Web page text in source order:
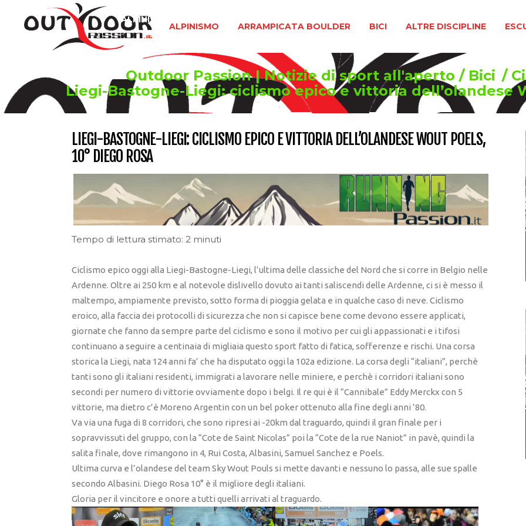
ALPINISMO ARRAMPICATA BOULDER BICI ALTRE DISCIPLINE
ALPINISMO
Outdoor Passion | Notizie di sport all'aperto / Bici /
Liegi-Bastogne-Liegi: ciclismo epico e vittoria dell’olandese
LIEGI-BASTOGNE-LIEGI: CICLISMO EPICO E VITTORIA DELL’OLANDESE WOUT POELS,
10° DIEGO ROSA
Tempo di lettura stimato: 2 minuti
Ciclismo epico oggi alla Liegi-Bastogne-Liegi, l’ultima delle classiche del Nord che si corre in Belgio nelle
Ardenne. Oltre ai 250 km e al notevole dislivello dovuto ai tanti saliscendi delle Ardenne, ci si è messo il
maltempo, ampiamente previsto, sotto forma di pioggia gelata e in qualche caso di neve. Ciclismo
eroico, alla faccia dei protocolli di sicurezza che non si capisce bene come devono essere applicati,
giornate che fanno da sempre parte del ciclismo e sono il motivo per cui gli appassionati e i tifosi
continuano a seguire a centinaia di migliaia questo sport fatto di fatica, sofferenze e rischi. Una corsa
storica la Liegi, nata 124 anni fa’ che ha disputato oggi la 102a edizione. La corsa degli “italiani”, perchè
tanti sono gli italiani residenti, immigrati a lavorare nelle miniere, e perchè i corridori italiani sono
secondi per numero di vittorie ovviamente dopo i belgi. Il re qui è il “Cannibale” Eddy Merckx con 5
vittorie, ma dietro c’è Moreno Argentin con un bel poker ottenuto alla fine degli anni ’80.
Va via una fuga di 8 corridori, che sono ripresi ai -20km dal traguardo, quindi il gran finale per i
sopravvissuti del gruppo, con la “Cote de Saint Nicolas” poi la “Cote de la rue Naniot” in pavè, quindi la
salita finale, dove rimangono in 4, Rui Costa, Albasini, Samuel Sanchez e Poels.
Ultima curva e l’olandese del team Sky Wout Pouls si mette davanti e nessuno lo passa, alle sue spalle
secondo Albasini. Diego Rosa 10° è il migliore degli italiani.
Gloria per il vincitore e onore a tutti quelli arrivati al traguardo.